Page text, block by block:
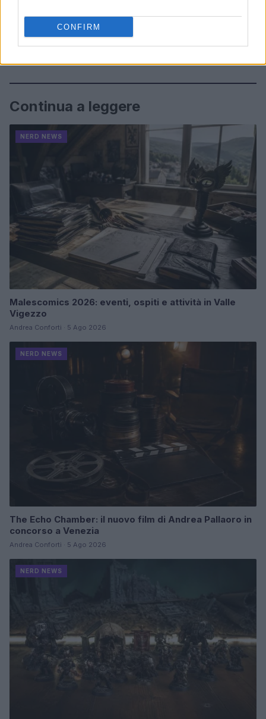
CONFIRM
Continua a leggere
NERD NEWS
Malescomics 2026: eventi, ospiti e attività in Valle
Vigezzo
Andrea Conforti · 5 Ago 2026
NERD NEWS
The Echo Chamber: il nuovo film di Andrea Pallaoro in
concorso a Venezia
Andrea Conforti · 5 Ago 2026
NERD NEWS